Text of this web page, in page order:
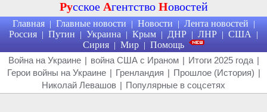
Русское Агентство Новостей
Главная | Главные новости | Новости | Лента новостей |
Россия | Путин | Украина | Крым | ДНР | ЛНР | США |
Сирия | Мир | Помощь
Война на Украине | война США с Ираном | Итоги 2025 года |
Герои войны на Украине | Гренландия | Прошлое (История) |
Николай Левашов | Популярные в соцсетях